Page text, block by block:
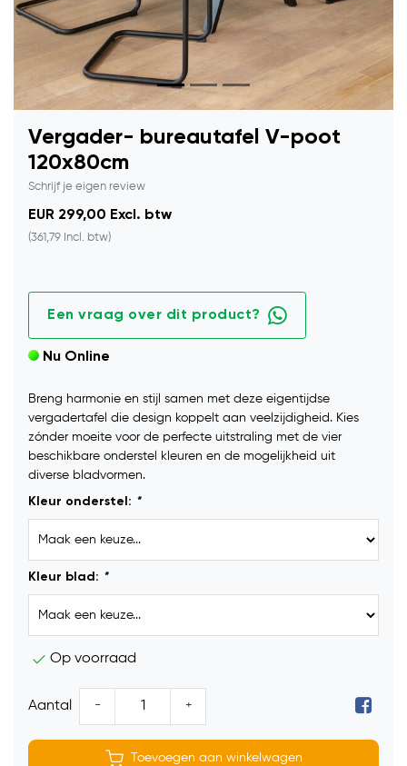
Vergader- bureautafel V-poot
120x80cm
Schrijf je eigen review
EUR 299,00 Excl. btw
(361,79 Incl. btw)
Een vraag over dit product?
Nu Online
Breng harmonie en stijl samen met deze eigentijdse
vergadertafel die design koppelt aan veelzijdigheid. Kies
zónder moeite voor de perfecte uitstraling met de vier
beschikbare onderstel kleuren en de mogelijkheid uit
diverse bladvormen.
Kleur onderstel: *
Kleur blad: *
Op voorraad
Aantal - +
Toevoegen aan winkelwagen